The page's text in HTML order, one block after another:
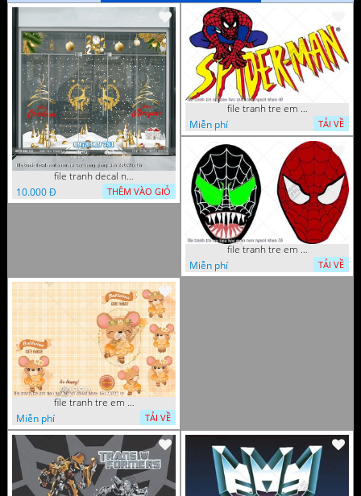
file tranh decal noel huou nai cay thong giang sinh 28112024 h
10.000 Đ
THÊM VÀO GIỎ
file tranh tre em tieu hoc man non nguoi nhen 40
Miễn phí
TẢI VỀ
file tranh tre em tieu hoc man non nguoi nhen 36
Miễn phí
TẢI VỀ
file tranh tre em tieu hoc bia vo chuot nhay 16122022 vy
Miễn phí
TẢI VỀ